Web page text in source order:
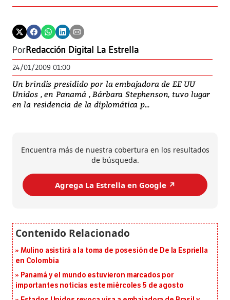
PorRedacción Digital La Estrella
24/01/2009 01:00
Un brindis presidido por la embajadora de EE UU
Unidos , en Panamá , Bárbara Stephenson, tuvo lugar
en la residencia de la diplomática p...
Encuentra más de nuestra cobertura en los resultados
de búsqueda.
Agrega La Estrella en Google ↗️
Mulino asistirá a la toma de posesión de De la Espriella
en Colombia
Panamá y el mundo estuvieron marcados por
importantes noticias este miércoles 5 de agosto